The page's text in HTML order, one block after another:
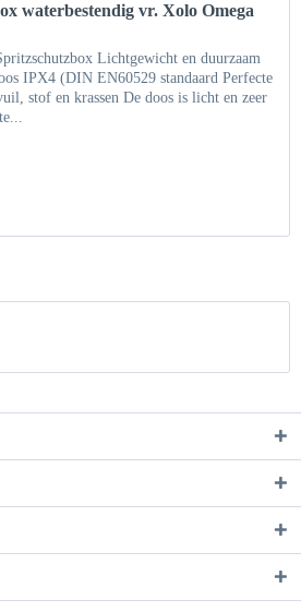
waterbestendig vr. Xolo Omega
Lichtgewicht en duurzaam
IPX4 (DIN EN60529 standaard Perfecte
stof en krassen De doos is licht en zeer